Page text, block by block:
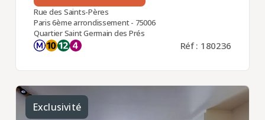
Rue des Saints-Pères
Paris 6ème arrondissement - 75006
Quartier Saint Germain des Prés
Réf : 180236
Exclusivité